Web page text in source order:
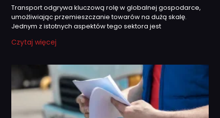
Transport odgrywa kluczową rolę w globalnej gospodarce,
umożliwiając przemieszczanie towarów na dużą skalę.
Jednym z istotnych aspektów tego sektora jest
Czytaj więcej